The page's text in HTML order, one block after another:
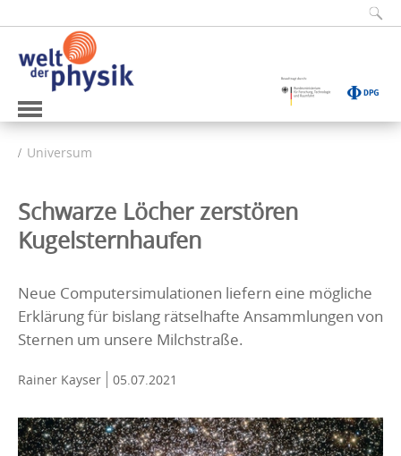
Universum
Schwarze Löcher zerstören
Kugelsternhaufen
Neue Computersimulationen liefern eine mögliche
Erklärung für bislang rätselhafte Ansammlungen von
Sternen um unsere Milchstraße.
Rainer Kayser 05.07.2021